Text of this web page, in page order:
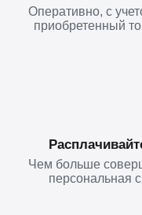
Оперативно, с
приобретенный
Чем больше
персональная